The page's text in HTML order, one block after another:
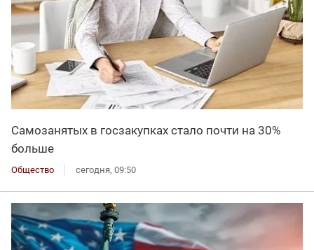
Самозанятых в госзакупках стало почти на 30%
больше
Общество сегодня, 09:50